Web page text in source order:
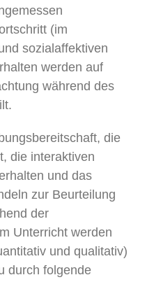
(im
sozialaffektiven
werden auf
während des
die
die interaktiven
und das
zur Beurteilung
der
Unterricht werden
und qualitativ)
durch folgende